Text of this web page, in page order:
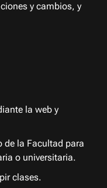
y cambios, y
la web y
de la Facultad para
o universitaria.
clases.